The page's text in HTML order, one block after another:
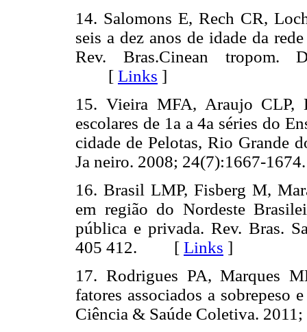
14. Salomons E, Rech CR,
seis a dez anos de idade da
Rev. Bras.Cinean tropom.
[ Links ]
15. Vieira MFA, Araujo
escolares de 1a a 4a séries do
cidade de Pelotas, Rio Grande
Ja neiro. 2008; 24(7):1667-
16. Brasil LMP, Fisberg M,
em região do Nordeste
pública e privada. Rev. Bras.
405 412. [ Links ]
17. Rodrigues PA, Marques
fatores associados a sobrepeso
Ciência & Saúde Coletiva.